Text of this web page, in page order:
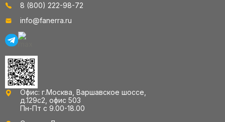
8 (800) 222-98-72
info@fanerra.ru
Офис: г.Москва, Варшавское шоссе,
д.129с2, офис 503
Пн-Пт с 9.00-18.00